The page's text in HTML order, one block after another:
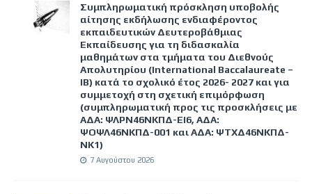
Συμπληρωματική πρόσκληση υποβολής
αίτησης εκδήλωσης ενδιαφέροντος
εκπαιδευτικών Δευτεροβάθμιας
Εκπαίδευσης για τη διδασκαλία
μαθημάτων στα τμήματα του Διεθνούς
Απολυτηρίου (International Baccalaureate –
IB) κατά το σχολικό έτος 2026- 2027 και για
συμμετοχή στη σχετική επιμόρφωση
(συμπληρωματική προς τις προσκλήσεις με
ΑΔΑ: ΨΛΡΝ46ΝΚΠΔ-ΕΙ6, ΑΔΑ:
ΨΟΨΛ46ΝΚΠΔ-001 και ΑΔΑ: ΨΤΧΔ46ΝΚΠΔ-
ΝΚ1)
7 Αυγούστου 2026